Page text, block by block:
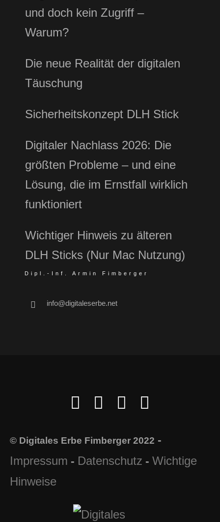
und doch kein Zugriff –
Warum?
Die neue Realität der digitalen
Täuschung
Sicherheitskonzept DLH Stick
Digitaler Nachlass 2026: Die
größten Probleme – und eine
Lösung, die im Ernstfall wirklich
funktioniert
Wichtiger Hinweis zu älteren
DLH Sticks (Nur Mac Nutzung)
Dipl.-Inf. Armin Fimberger
info@digitaleserbe.net
© Digitales Erbe Fimberger 2022 -
Impressum - Datenschutz - Wichtige
Hinweise